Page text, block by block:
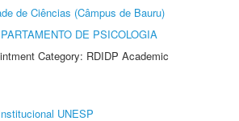
de Ciências (Câmpus de Bauru)
DE PSICOLOGIA
Category: RDIDP Academic
UNESP